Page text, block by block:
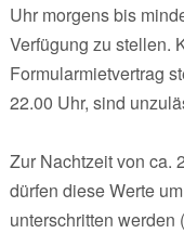
Uhr morgens bis
Verfügung zu stellen.
Formularmietvertrag
22.00 Uhr, sind
Zur Nachtzeit von ca.
dürfen diese Werte
unterschritten werden